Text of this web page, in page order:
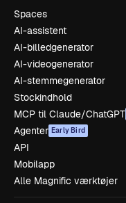
Spaces
AI-assistent
AI-billedgenerator
AI-videogenerator
AI-stemmegenerator
Stockindhold
MCP til Claude/ChatGPT
Agenter Early Bird
API
Mobilapp
Alle Magnific værktøjer